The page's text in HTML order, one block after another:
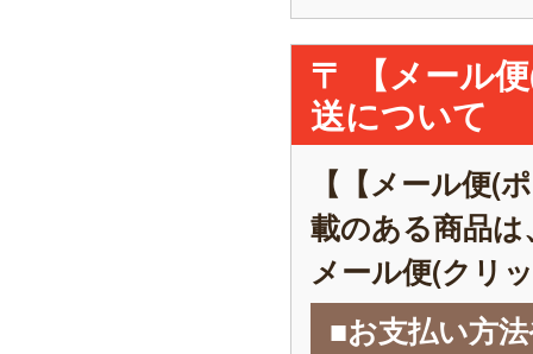
〒 【メール
送について
【【メール便(
載のある商品
メール便(クリ
■お支払い方